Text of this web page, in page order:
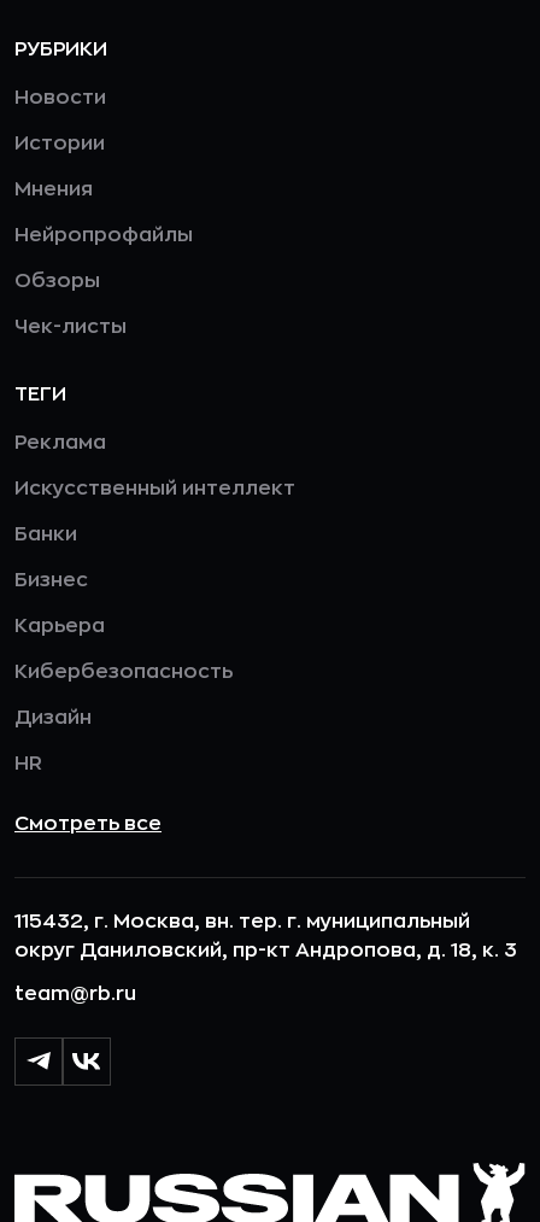
РУБРИКИ
Новости
Истории
Мнения
Нейропрофайлы
Обзоры
Чек-листы
ТЕГИ
Реклама
Искусственный интеллект
Банки
Бизнес
Карьера
Кибербезопасность
Дизайн
HR
Смотреть все
115432, г. Москва, вн. тер. г. муниципальный
округ Даниловский, пр-кт Андропова, д. 18, к. 3
team@rb.ru